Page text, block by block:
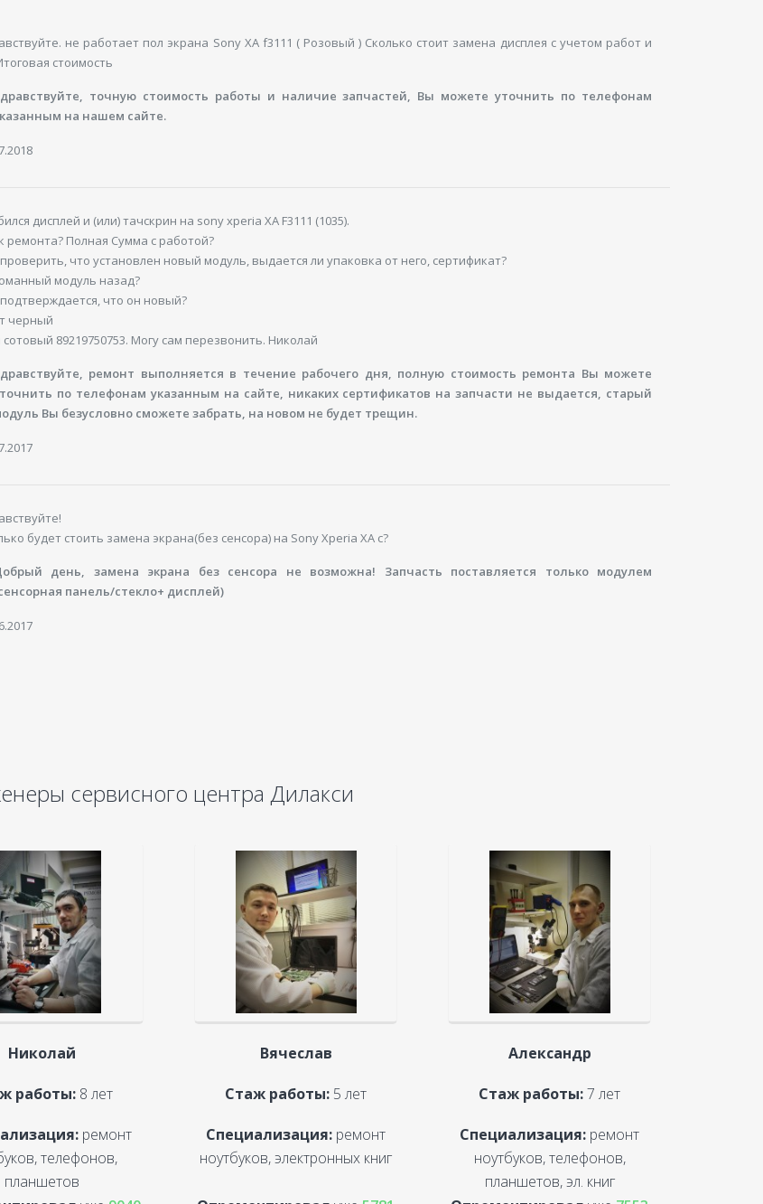
не работает пол экрана Sony XA f3111 ( Розовый ) Сколько стоит замена дисплея с учетом работ и
стоимость
точную стоимость работы и наличие запчастей, Вы можете уточнить по телефонам
на нашем сайте.
дисплей и (или) тачскрин на sony xperia XA F3111 (1035).
ремонта? Полная Сумма с работой?
что установлен новый модуль, выдается ли упаковка от него, сертификат?
модуль назад?
что он новый?
черный
89219750753. Могу сам перезвонить. Николай
ремонт выполняется в течение рабочего дня, полную стоимость ремонта Вы можете
по телефонам указанным на сайте, никаких сертификатов на запчасти не выдается, старый
Вы безусловно сможете забрать, на новом не будет трещин.
будет стоить замена экрана(без сенсора) на Sony Xperia XA с?
день, замена экрана без сенсора не возможна! Запчасть поставляется только модулем
панель/стекло+ дисплей)
сервисного центра Дилакси
Николай
работы:8 лет
ремонт
телефонов,
планшетов
Вячеслав
Стаж работы: 5 лет
Специализация: ремонт
ноутбуков, электронных книг
Александр
Стаж работы:7 лет
Специализация: ремонт
ноутбуков, телефонов,
планшетов, эл. книг